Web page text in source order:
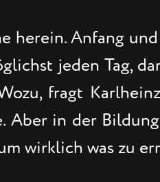
herein. Anfang
jeden Tag,
fragt
Aber in der
wirklich was zu